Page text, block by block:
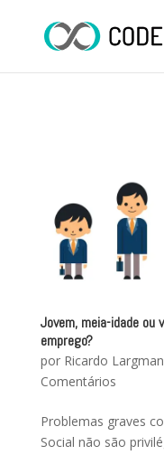
Jovem, meia-idade ou
emprego?
por Ricardo Largman
Comentários
Problemas graves
Social não são